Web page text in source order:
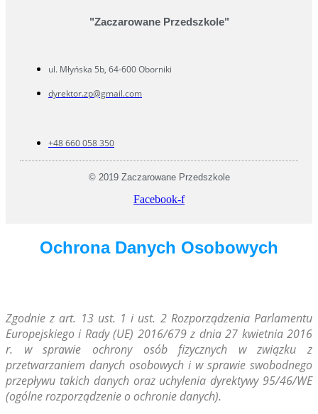
"Zaczarowane Przedszkole"
ul. Młyńska 5b, 64-600 Oborniki
dyrektor.zp@gmail.com
+48 660 058 350
© 2019 Zaczarowane Przedszkole
Facebook-f
Ochrona Danych Osobowych
Zgodnie z art. 13 ust. 1 i ust. 2 Rozporządzenia Parlamentu
Europejskiego i Rady (UE) 2016/679 z dnia 27 kwietnia 2016
r. w sprawie ochrony osób fizycznych w związku z
przetwarzaniem danych osobowych i w sprawie swobodnego
przepływu takich danych oraz uchylenia dyrektywy 95/46/WE
(ogólne rozporządzenie o ochronie danych).